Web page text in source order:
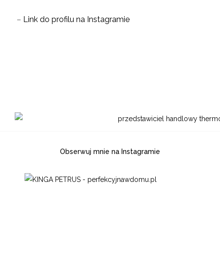
– Link do profilu na Instagramie
Obserwuj mnie na Instagramie